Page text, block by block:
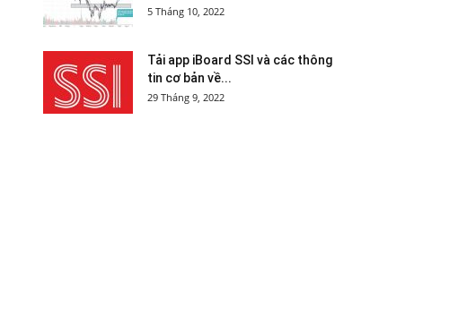
5 Tháng 10, 2022
Tải app iBoard SSI và các thông
tin cơ bản về...
29 Tháng 9, 2022